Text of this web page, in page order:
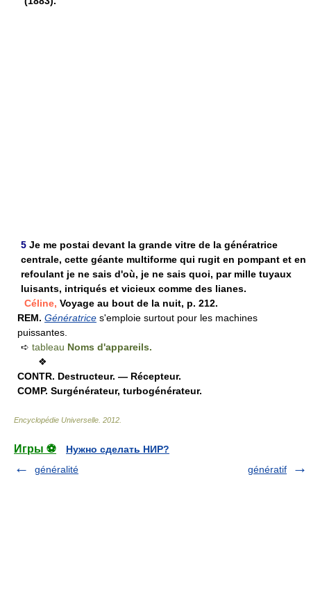
5 Je me postai devant la grande vitre de la génératrice
centrale, cette géante multiforme qui rugit en pompant et en
refoulant je ne sais d'où, je ne sais quoi, par mille tuyaux
luisants, intriqués et vicieux comme des lianes.
Céline, Voyage au bout de la nuit, p. 212.
REM. Génératrice s'emploie surtout pour les machines
puissantes.
➪ tableau Noms d'appareils.
❖
CONTR. Destructeur. — Récepteur.
COMP. Surgénérateur, turbogénérateur.
Encyclopédie Universelle 2012
Игры ⚽
Нужно сделать НИР?
généralité
génératif